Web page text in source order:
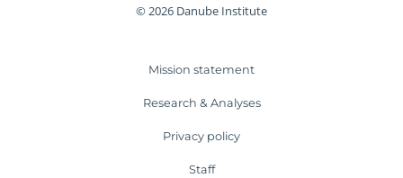
© 2026 Danube Institute
Mission statement
Research & Analyses
Privacy policy
Staff